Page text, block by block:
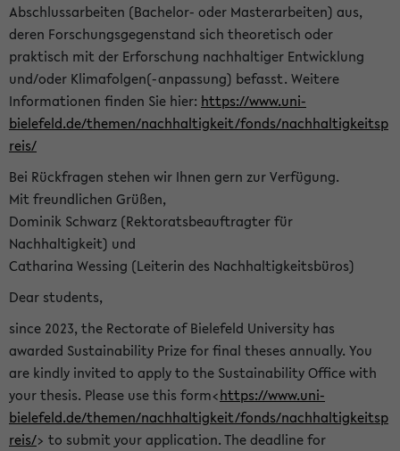
Abschlussarbeiten (Bachelor- oder Masterarbeiten) aus,
deren Forschungsgegenstand sich theoretisch oder
praktisch mit der Erforschung nachhaltiger Entwicklung
und/oder Klimafolgen(-anpassung) befasst. Weitere
Informationen finden Sie hier: https://www.uni-
bielefeld.de/themen/nachhaltigkeit/fonds/nachhaltigkeitsp
reis/
Bei Rückfragen stehen wir Ihnen gern zur Verfügung.
Mit freundlichen Grüßen,
Dominik Schwarz (Rektoratsbeauftragter für
Nachhaltigkeit) und
Catharina Wessing (Leiterin des Nachhaltigkeitsbüros)
Dear students,
since 2023, the Rectorate of Bielefeld University has
awarded Sustainability Prize for final theses annually. You
are kindly invited to apply to the Sustainability Office with
your thesis. Please use this form<https://www.uni-
bielefeld.de/themen/nachhaltigkeit/fonds/nachhaltigkeitsp
reis/> to submit your application. The deadline for